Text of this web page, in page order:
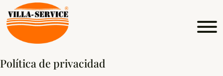
Política de privacidad